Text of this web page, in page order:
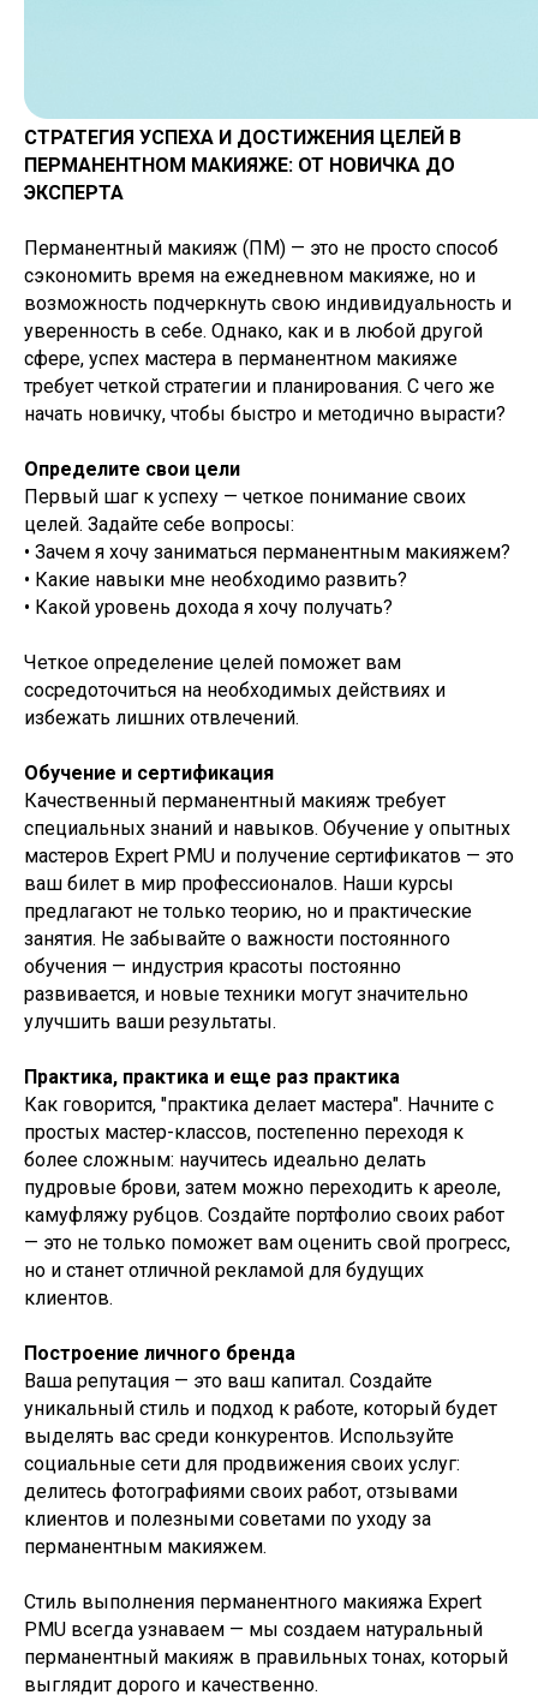
СТРАТЕГИЯ УСПЕХА И ДОСТИЖЕНИЯ ЦЕЛЕЙ В
ПЕРМАНЕНТНОМ МАКИЯЖЕ: ОТ НОВИЧКА ДО
ЭКСПЕРТА
Перманентный макияж (ПМ) — это не просто способ
сэкономить время на ежедневном макияже, но и
возможность подчеркнуть свою индивидуальность и
уверенность в себе. Однако, как и в любой другой
сфере, успех мастера в перманентном макияже
требует четкой стратегии и планирования. С чего же
начать новичку, чтобы быстро и методично вырасти?
Определите свои цели
Первый шаг к успеху — четкое понимание своих
целей. Задайте себе вопросы:
• Зачем я хочу заниматься перманентным макияжем?
• Какие навыки мне необходимо развить?
• Какой уровень дохода я хочу получать?
Четкое определение целей поможет вам
сосредоточиться на необходимых действиях и
избежать лишних отвлечений.
Обучение и сертификация
Качественный перманентный макияж требует
специальных знаний и навыков. Обучение у опытных
мастеров Expert PMU и получение сертификатов — это
ваш билет в мир профессионалов. Наши курсы
предлагают не только теорию, но и практические
занятия. Не забывайте о важности постоянного
обучения — индустрия красоты постоянно
развивается, и новые техники могут значительно
улучшить ваши результаты.
Практика, практика и еще раз практика
Как говорится, "практика делает мастера". Начните с
простых мастер-классов, постепенно переходя к
более сложным: научитесь идеально делать
пудровые брови, затем можно переходить к ареоле,
камуфляжу рубцов. Создайте портфолио своих работ
— это не только поможет вам оценить свой прогресс,
но и станет отличной рекламой для будущих
клиентов.
Построение личного бренда
Ваша репутация — это ваш капитал. Создайте
уникальный стиль и подход к работе, который будет
выделять вас среди конкурентов. Используйте
социальные сети для продвижения своих услуг:
делитесь фотографиями своих работ, отзывами
клиентов и полезными советами по уходу за
перманентным макияжем.
Стиль выполнения перманентного макияжа Expert
PMU всегда узнаваем — мы создаем натуральный
перманентный макияж в правильных тонах, который
выглядит дорого и качественно.